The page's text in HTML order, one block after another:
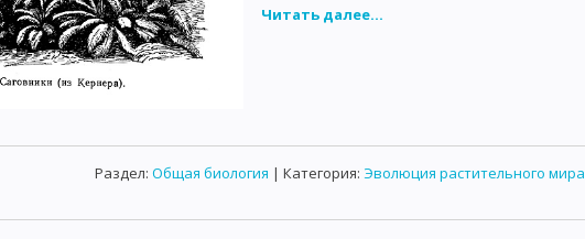
Читать далее...
Раздел: Общая биология | Категория: Эволюция растительного мира